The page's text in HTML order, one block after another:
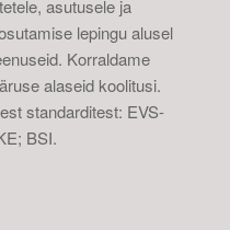
asutusele ja
lepingu alusel
Korraldame
alaseid koolitusi.
standarditest: EVS-
BSI.